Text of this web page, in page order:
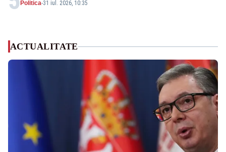
Politica-31 iul. 2026, 10:35
ACTUALITATE